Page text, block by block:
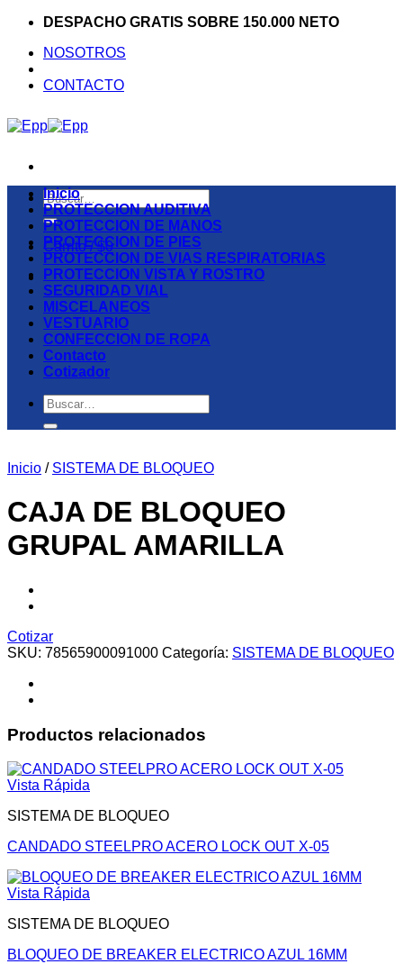
Saltar
contenido
DESPACHO GRATIS SOBRE 150.000 NETO
NOSOTROS
CONTACTO
Buscar
por:
Carrito /$0
Inicio
PROTECCION AUDITIVA
PROTECCION DE MANOS
PROTECCION DE PIES
PROTECCION DE VIAS RESPIRATORIAS
PROTECCION VISTA Y ROSTRO
SEGURIDAD VIAL
MISCELANEOS
VESTUARIO
CONFECCION DE ROPA
Contacto
Cotizador
Buscar
por:
Inicio / SISTEMA DE BLOQUEO
CAJA DE BLOQUEO
GRUPAL AMARILLA
Cotizar
SKU: 78565900091000 Categoría: SISTEMA DE BLOQUEO
Productos relacionados
Vista Rápida
SISTEMA DE BLOQUEO
CANDADO STEELPRO ACERO LOCK OUT X-05
Vista Rápida
SISTEMA DE BLOQUEO
BLOQUEO DE BREAKER ELECTRICO AZUL 16MM